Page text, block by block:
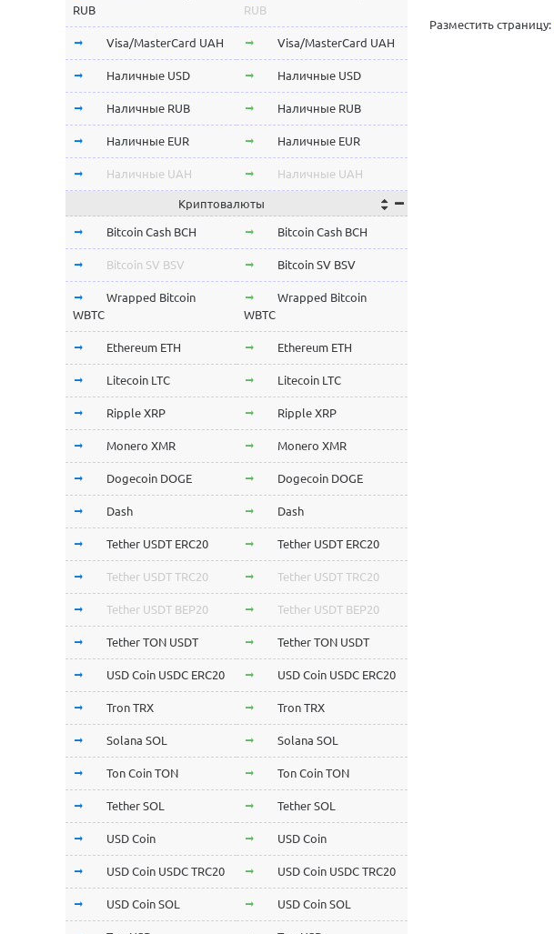
Разместить страницу:
RUB
RUB
Visa/MasterCard UAH Visa/MasterCard UAH
Наличные USD Наличные USD
Наличные RUB Наличные RUB
Наличные EUR Наличные EUR
Наличные UAH Наличные UAH
Криптовалюты
Bitcoin Cash BCH Bitcoin Cash BCH
Bitcoin SV BSV Bitcoin SV BSV
Wrapped Bitcoin
WBTC
Wrapped Bitcoin
WBTC
Ethereum ETH Ethereum ETH
Litecoin LTC Litecoin LTC
Ripple XRP Ripple XRP
Monero XMR Monero XMR
Dogecoin DOGE Dogecoin DOGE
Dash Dash
Tether USDT ERC20 Tether USDT ERC20
Tether USDT TRC20 Tether USDT TRC20
Tether USDT BEP20 Tether USDT BEP20
Tether TON USDT Tether TON USDT
USD Coin USDC ERC20 USD Coin USDC ERC20
Tron TRX Tron TRX
Solana SOL Solana SOL
Ton Coin TON Ton Coin TON
Tether SOL Tether SOL
USD Coin USD Coin
USD Coin USDC TRC20 USD Coin USDC TRC20
USD Coin SOL USD Coin SOL